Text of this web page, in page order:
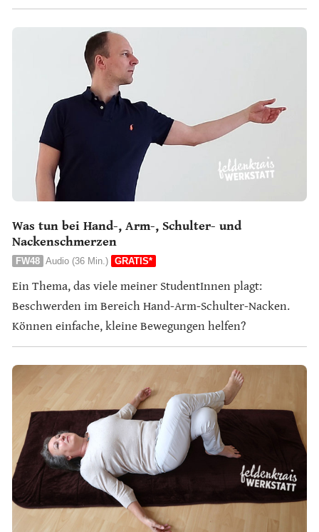
Was tun bei Hand-, Arm-, Schulter- und
Nackenschmerzen
FW48 Audio (36 Min.) GRATIS*
Ein Thema, das viele meiner StudentInnen plagt:
Beschwerden im Bereich Hand-Arm-Schulter-Nacken.
Können einfache, kleine Bewegungen helfen?